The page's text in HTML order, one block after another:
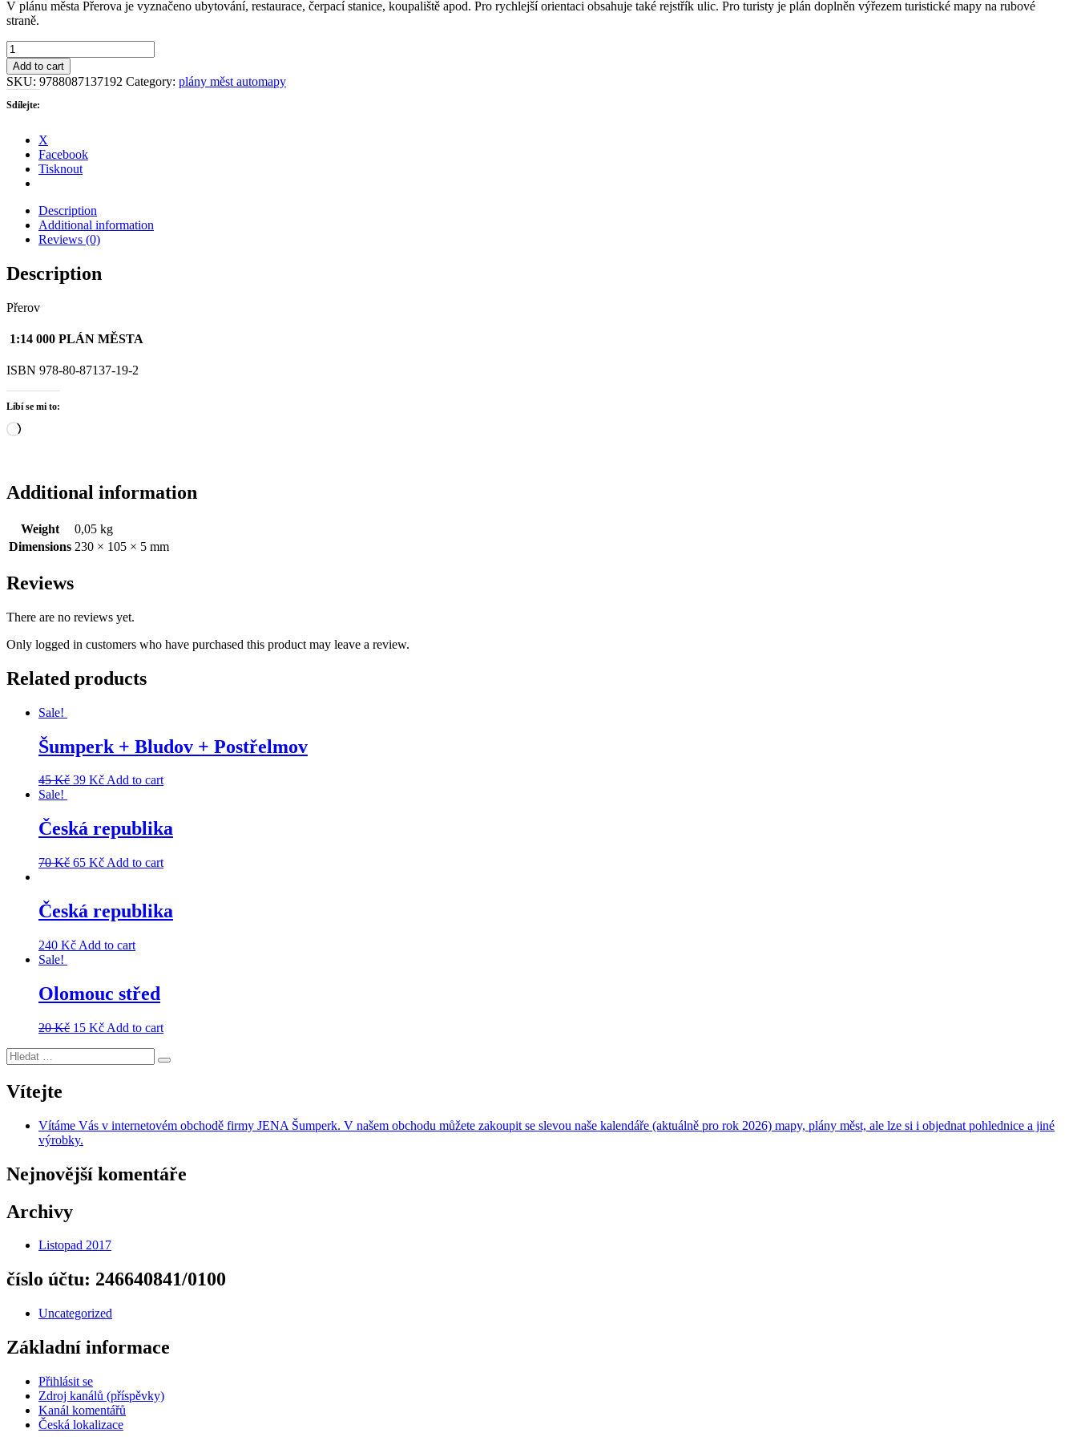
V plánu města Přerova je vyznačeno ubytování, restaurace, čerpací stanice, koupaliště apod. Pro rychlejší orientaci obsahuje také rejstřík ulic. Pro turisty je plán doplněn výřezem turistické mapy na rubové
straně.
Přerov
quantity
Add to cart
SKU: 9788087137192 Category: plány měst automapy
Sdílejte:
X
Facebook
Tisknout
Description
Additional information
Reviews (0)
Description
Přerov
1:14 000 PLÁN MĚSTA
ISBN 978-80-87137-19-2
Líbí se mi to:
Načítání…
Additional information
Weight
0,05 kg
Dimensions 230 × 105 × 5 mm
Reviews
There are no reviews yet.
Only logged in customers who have purchased this product may leave a review.
Related products
Sale!
Šumperk + Bludov + Postřelmov
45Kč 39 KčAdd to cart
Sale!
Česká republika
70Kč 65 Kč Add to cart
Česká republika
240 Kč Add to cart
Sale!
Olomouc střed
20Kč 15 Kč Add to cart
Hledat:
Hledání
Vítejte
Vítáme Vás v internetovém obchodě firmy JENA Šumperk. V našem obchodu můžete zakoupit se slevou naše kalendáře (aktuálně pro rok 2026) mapy, plány měst, ale lze si i objednat pohlednice a jiné
výrobky.
Nejnovější komentáře
Archivy
Listopad 2017
číslo účtu: 246640841/0100
Uncategorized
Základní informace
Přihlásit se
Zdroj kanálů (příspěvky)
Kanál komentářů
Česká lokalizace